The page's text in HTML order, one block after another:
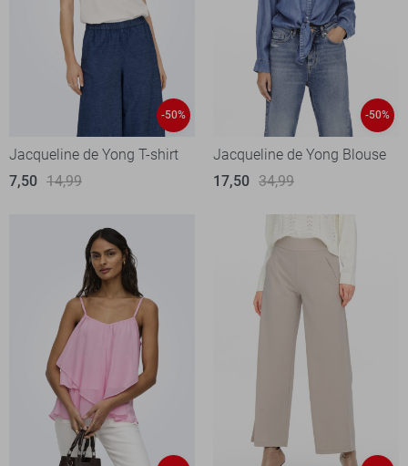
-50%
Jacqueline de Yong T-shirt
7,50 14,99
-50%
Jacqueline de Yong Blouse
17,50 34,99